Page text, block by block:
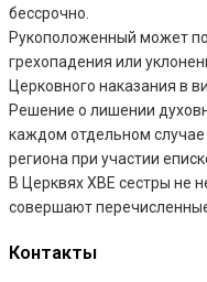
бессрочно.
Рукоположенный может
грехопадения или
Церковного наказания в
Решение о лишении
каждом отдельном
региона при участии
В Церквях ХВЕ сестры не
совершают
Контакты